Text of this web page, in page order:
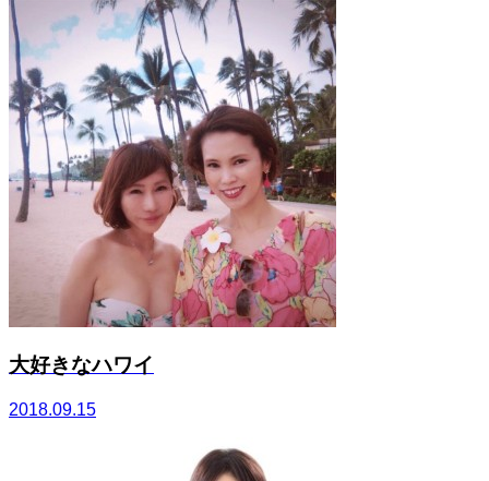
大好きなハワイ
2018.09.15